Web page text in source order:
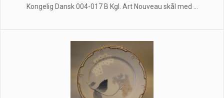
Kongelig Dansk 004-017 B Kgl. Art Nouveau skål med ...